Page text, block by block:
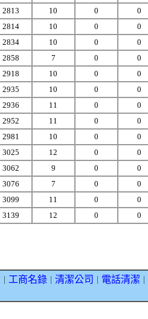
2813 10 0 0
2814 10 0 0
2834 10 0 0
2858 7 0 0
2918 10 0 0
2935 10 0 0
2936 11 0 0
2952 11 0 0
2981 10 0 0
3025 12 0 0
3062 9 0 0
3076 7 0 0
3099 11 0 0
3139 12 0 0
工商名錄｜ 清潔公司 電話清潔